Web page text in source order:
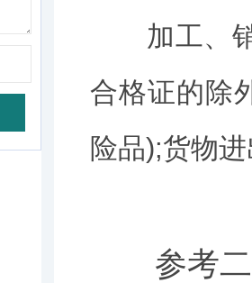
加工、销
合格证的除
险品);货物
参考二